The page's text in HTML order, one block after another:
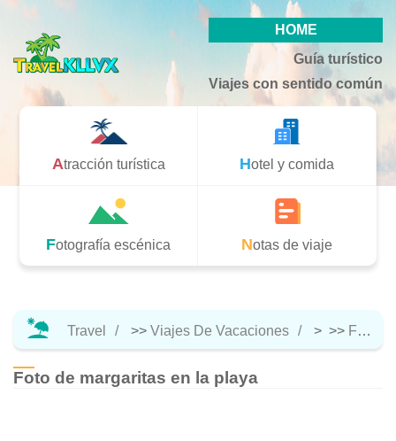
HOME
Guía turístico
Viajes con sentido común
Atracción turística Hotel y comida
Fotografía escénica Notas de viaje
Travel >> Viajes De Vacaciones > >> Fotografía Escénica
Foto de margaritas en la playa